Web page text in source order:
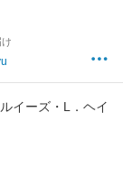
イーズ・L．ヘイ